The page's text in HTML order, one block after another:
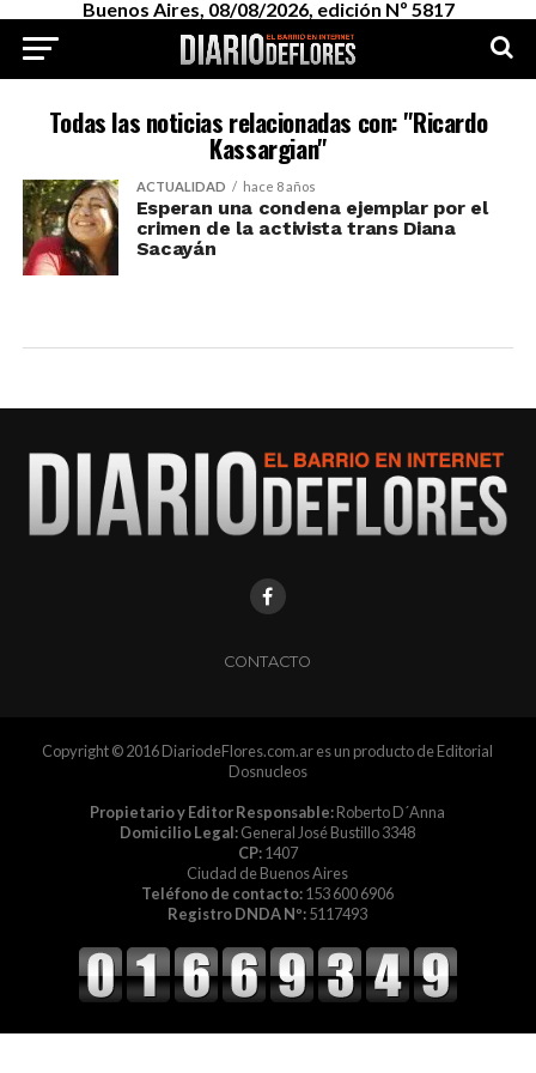
Buenos Aires, 08/08/2026, edición Nº 5817
Todas las noticias relacionadas con: "Ricardo
Kassargian"
ACTUALIDAD hace 8 años
Esperan una condena ejemplar por el
crimen de la activista trans Diana
Sacayán
CONTACTO
Copyright © 2016 DiariodeFlores.com.ar es un producto de Editorial
Dosnucleos
Propietario y Editor Responsable:Roberto D´Anna
Domicilio Legal:General José Bustillo 3348
CP:1407
Ciudad de Buenos Aires
Teléfono de contacto:153 600 6906
Registro DNDA Nº:5117493